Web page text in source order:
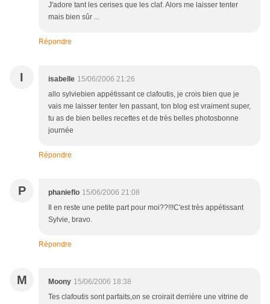
J'adore tant les cerises que les claf. Alors me laisser tenter
mais bien sûr ...
Répondre
I isabelle 15/06/2006 21:26
allo sylviebien appétissant ce clafoutis, je crois bien que je
vais me laisser tenter !en passant, ton blog est vraiment super,
tu as de bien belles recettes et de très belles photosbonne
journée
Répondre
P phanieflo 15/06/2006 21:08
Il en reste une petite part pour moi??!!!C'est très appétissant
Sylvie, bravo.
Répondre
M Moony 15/06/2006 18:38
Tes clafoutis sont parfaits,on se croirait derrière une vitrine de